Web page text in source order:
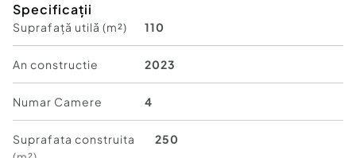
Proprietatea impresioneaza prin arhitectura
moderna, compartimentarea inteligenta si
materialele premium utilizate in constructie, fiind
alegerea perfecta pentru o familie care isi
doreste intimitate, spatiu si un stil de viata
superior.
Detalii proprietate:
Specificații
Suprafață utilă (m²) 110
An constructie 2023
Numar Camere 4
Suprafata construita
250